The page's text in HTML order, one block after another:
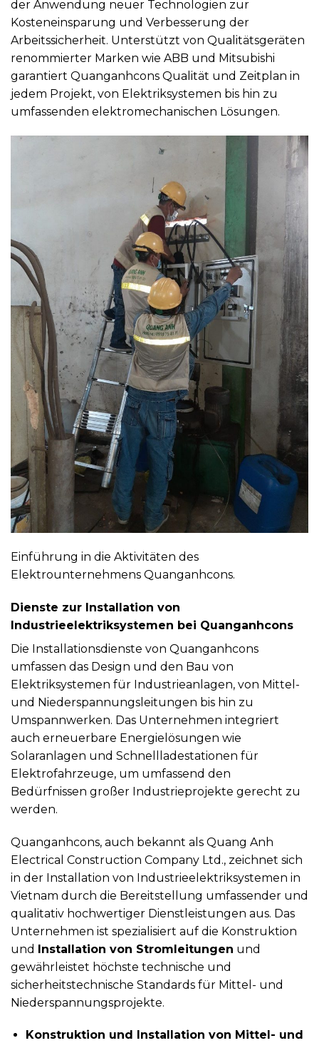
der Anwendung neuer Technologien zur
Kosteneinsparung und Verbesserung der
Arbeitssicherheit. Unterstützt von Qualitätsgeräten
renommierter Marken wie ABB und Mitsubishi
garantiert Quanganhcons Qualität und Zeitplan in
jedem Projekt, von Elektriksystemen bis hin zu
umfassenden elektromechanischen Lösungen.
Einführung in die Aktivitäten des
Elektrounternehmens Quanganhcons.
Dienste zur Installation von
Industrieelektriksystemen bei Quanganhcons
Die Installationsdienste von Quanganhcons
umfassen das Design und den Bau von
Elektriksystemen für Industrieanlagen, von Mittel-
und Niederspannungsleitungen bis hin zu
Umspannwerken. Das Unternehmen integriert
auch erneuerbare Energielösungen wie
Solaranlagen und Schnellladestationen für
Elektrofahrzeuge, um umfassend den
Bedürfnissen großer Industrieprojekte gerecht zu
werden.
Quanganhcons, auch bekannt als Quang Anh
Electrical Construction Company Ltd., zeichnet sich
in der Installation von Industrieelektriksystemen in
Vietnam durch die Bereitstellung umfassender und
qualitativ hochwertiger Dienstleistungen aus. Das
Unternehmen ist spezialisiert auf die Konstruktion
und Installation von Stromleitungen und
gewährleistet höchste technische und
sicherheitstechnische Standards für Mittel- und
Niederspannungsprojekte.
Konstruktion und Installation von Mittel- und